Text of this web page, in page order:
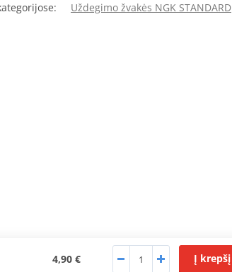
Uždegimo žvakės NGK STANDARD
4,90 € Į krepšį